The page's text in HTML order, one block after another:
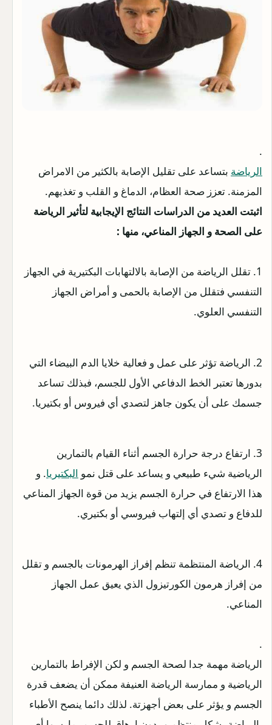
.
الرياضة بتساعد على تقليل الإصابة بالكثير من الامراض
المزمنة. تعزز صحة العظام، الدماغ و القلب و تغذيهم.
اثبتت العديد من الدراسات النتائج الإيجابية لتأثير الرياضة
على الصحة و الجهاز المناعي، منها :
1. تقلل الرياضة من الإصابة بالالتهابات البكتيرية في الجهاز
التنفسي فتقلل من الإصابة بالحمى و أمراض الجهاز
التنفسي العلوي.
2. الرياضة تؤثر على عمل و فعالية خلايا الدم البيضاء التي
بدورها تعتبر الخط الدفاعي الأول للجسم، فبذلك تساعد
جسمك على أن يكون جاهز لتصدي أي فيروس أو بكتيريا.
3. ارتفاع درجة حرارة الجسم أثناء القيام بالتمارين
الرياضية شيء طبيعي و يساعد على قتل نمو البكتيريا. و
هذا الارتفاع في حرارة الجسم يزيد من قوة الجهاز المناعي
للدفاع و تصدي أي إلتهاب فيروسي أو بكتيري.
4. الرياضة المنتظمة تنظم إفراز الهرمونات بالجسم و تقلل
من إفراز هرمون الكورتيزول الذي يعيق عمل الجهاز
المناعي.
.
الرياضة مهمة جدا لصحة الجسم و لكن الإفراط بالتمارين
الرياضية و ممارسة الرياضة العنيفة ممكن أن يضعف قدرة
الجسم و يؤثر على بعض أجهزتة. لذلك دائما ينصح الأطباء